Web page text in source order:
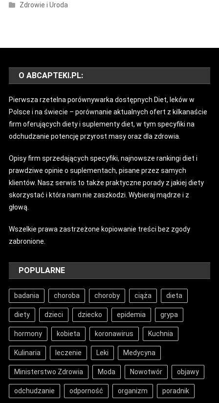
Zdrowie i Uroda
O ABCAPTEKI.PL:
Pierwsza rzetelna porównywarka dostępnych Diet, leków w
Polsce i na świecie – porównanie aktualnych ofert z kilkanaście
firm oferujących diety i suplementy diet, w tym specyfiki na
odchudzanie potencję przyrost masy oraz dla zdrowia.
Opisy firm sprzedających specyfiki, najnowsze rankingi diet i
prawdziwe opinie o suplementach, pisane przez samych
klientów. Nasz serwis to także praktyczne porady z jakiej diety
skorzystać i która nam nie zaszkodzi. Wybieraj mądrze i z
głową.
Wszelkie prawa zastrzeżone kopiowanie treści bez zgody
zabronione.
POPULARNE
badania choroba choroby ciąża dieta
diety dzieci dziecko epidemia grypa
hormony kobieta koronawirus Kuchnia
Kulinaria leczenie Leki Medycyna
Ministerstwo Zdrowia Moda Nowotwór objawy
odchudzanie odporność organizm poradnik